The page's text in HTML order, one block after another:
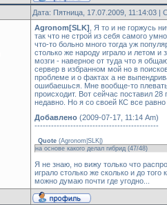
Дата: Пятница, 17.07.2009, 11:14:03
Agronom[SLK] , Я то и не горжусь
так что не строй из себя самого
что-то больно много тогда уж
столько же народу играло и летом
мозги - наверное от туда что я
сервер в избранном мой но в
проблеме и о фактах а не
ошибаешься. Мне вообще-то
происходит. Вот сейчас поставил
недавно. Но я со своей КС все
Добавлено (2009-07-17, 11:14 Am)
---------------------------------------------
Quote (Agronom|SLK| )
на основе какого делал гибрид (47/48)
Я не знаю, но вижу только что
играло столько же сколько и до
можно думаю почти где угодно...